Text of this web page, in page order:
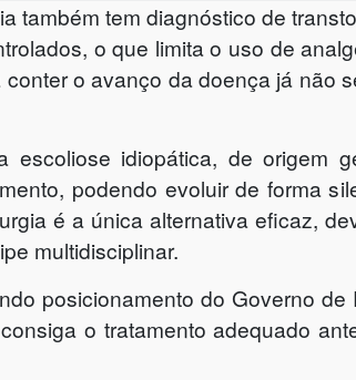
também tem diagnóstico de
o que limita o uso de
o avanço da doença já não
escoliose idiopática, de origem
podendo evoluir de forma
é a única alternativa eficaz,
multidisciplinar.
posicionamento do Governo
o tratamento adequado